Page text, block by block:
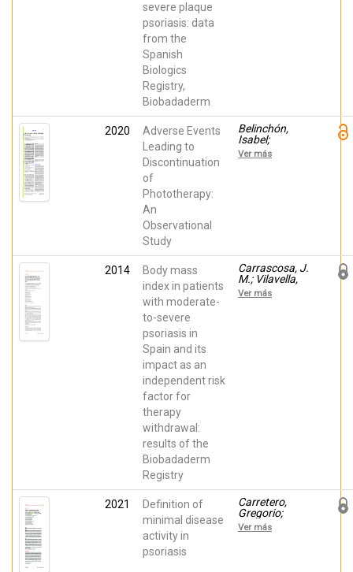
severe plaque
psoriasis: data
from the
Spanish
Biologics
Registry,
Biobadaderm
2020
Adverse Events
Leading to
Discontinuation
of
Phototherapy:
An
Observational
Study
Belinchón,
Isabel;
Sánchez-Pujol,
María J.;
Ver más
2014
Body mass
index in patients
with moderate-
to-severe
psoriasis in
Spain and its
impact as an
independent risk
factor for
therapy
withdrawal:
results of the
Biobadaderm
Registry
Carrascosa, J.
M.; Vilavella,
M.; Garcia-
Doval, Ignacio;
Estebaranz,
José Luis;
Ferrán, M.;
Peral, F.
Ver más
2021
Definition of
minimal disease
activity in
psoriasis
Carretero,
Gregorio;
Carrascosa, J.
M.; Puig, L.;
Ver más